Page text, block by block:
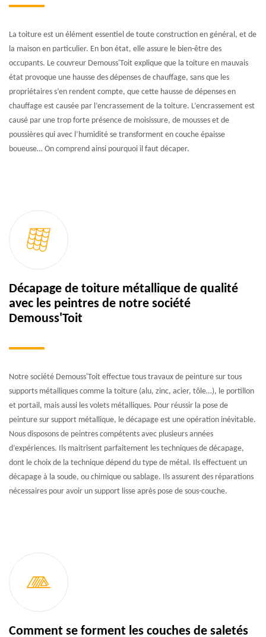
La toiture est un élément essentiel de toute construction en général, et de
la maison en particulier. En bon état, elle assure le bien-être des
occupants. Le couvreur Demouss'Toit explique que la toiture en mauvais
état provoque une hausse des dépenses de chauffage, sans que les
propriétaires s’en rendent compte, que cette hausse de dépenses en
chauffage est causée par l’encrassement de la toiture. L’encrassement est
causé par une trop forte présence de moisissure, de mousses et de
poussières qui avec l’humidité se transforment en couche épaisse
boueuse… On comprend ainsi pourquoi il faut décaper.
Décapage de toiture métallique de qualité
avec les peintres de notre société
Demouss'Toit
Notre société Demouss'Toit effectue tous travaux de peinture sur tous
supports métalliques comme la toiture (alu, zinc, acier, tôle…), le portillon
et portail, mais aussi les volets métalliques. Pour réussir la pose de
peinture sur support métallique, le décapage est une opération inévitable.
Nous disposons de peintres compétents avec plusieurs années
d’expériences. Ils maitrisent parfaitement les techniques de décapage,
dont le choix de la technique dépend du type de métal. Ils effectuent un
décapage à la soude, ou chimique ou sablage. Ils assurent des réparations
nécessaires pour avoir un support lisse après pose de sous-couche.
Comment se forment les couches de saletés